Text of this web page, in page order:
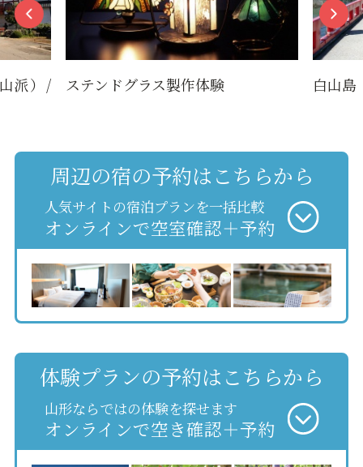
派）/ ステンドグラス製作体験 白山島
周辺の宿の予約はこちらから
人気サイトの宿泊プランを一括比較
オンラインで空室確認＋予約
体験プランの予約はこちらから
山形ならではの体験を探せます
オンラインで空き確認＋予約